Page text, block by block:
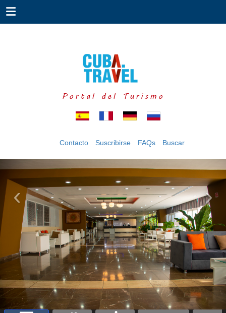
Reserva, hotel, precio, confort, casa de renta, campismo,
hostel, hostal, apartamento, alquiler
Portal del Turismo
Contacto Suscribirse FAQs Buscar
‹ ›